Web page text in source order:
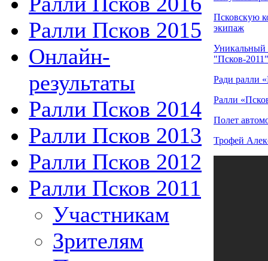
Ралли Псков 2015
Онлайн-
результаты
Ралли Псков 2014
Ралли Псков 2013
Ралли Псков 2012
Ралли Псков 2011
Участникам
Зрителям
Псковскую
экипаж
Уникальный
"Псков-2011"
Ради ралли
Ралли
Полет
Трофей